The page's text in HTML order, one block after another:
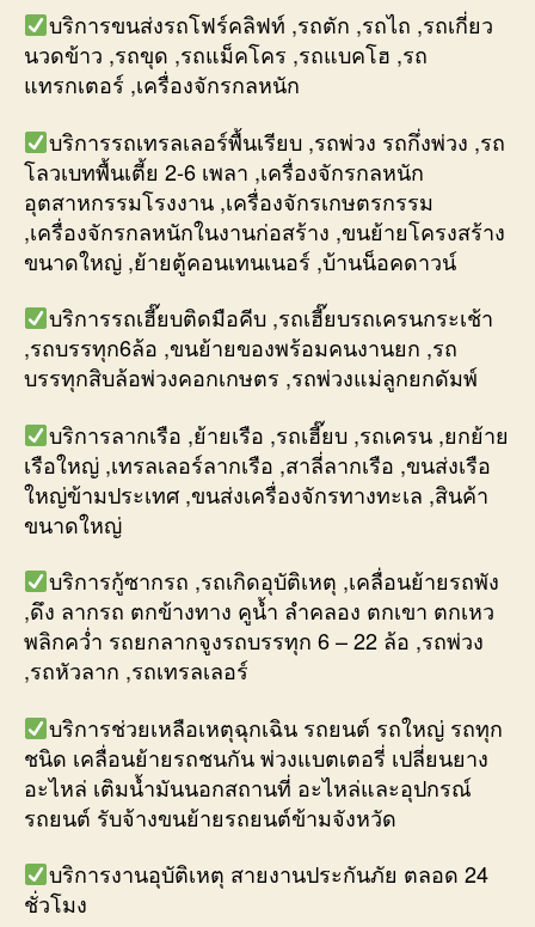
บริการขนส่งรถโฟร์คลิฟท์ ,รถตัก ,รถไถ ,รถเกี่ยว
นวดข้าว ,รถขุด ,รถแม็คโคร ,รถแบคโฮ ,รถ
แทรกเตอร์ ,เครื่องจักรกลหนัก
บริการรถเทรลเลอร์พื้นเรียบ ,รถพ่วง รถกึ่งพ่วง ,รถ
โลวเบทพื้นเตี้ย 2-6 เพลา ,เครื่องจักรกลหนัก
อุตสาหกรรมโรงงาน ,เครื่องจักรเกษตรกรรม
,เครื่องจักรกลหนักในงานก่อสร้าง ,ขนย้ายโครงสร้าง
ขนาดใหญ่ ,ย้ายตู้คอนเทนเนอร์ ,บ้านน็อคดาวน์
บริการรถเฮี๊ยบติดมือคีบ ,รถเฮี๊ยบรถเครนกระเช้า
,รถบรรทุก6ล้อ ,ขนย้ายของพร้อมคนงานยก ,รถ
บรรทุกสิบล้อพ่วงคอกเกษตร ,รถพ่วงแม่ลูกยกดัมพ์
บริการลากเรือ ,ย้ายเรือ ,รถเฮี๊ยบ ,รถเครน ,ยกย้าย
เรือใหญ่ ,เทรลเลอร์ลากเรือ ,สาลี่ลากเรือ ,ขนส่งเรือ
ใหญ่ข้ามประเทศ ,ขนส่งเครื่องจักรทางทะเล ,สินค้า
ขนาดใหญ่
บริการกู้ซากรถ ,รถเกิดอุบัติเหตุ ,เคลื่อนย้ายรถพัง
,ดึง ลากรถ ตกข้างทาง คูน้ำ ลำคลอง ตกเขา ตกเหว
พลิกคว่ำ รถยกลากจูงรถบรรทุก 6 – 22 ล้อ ,รถพ่วง
,รถหัวลาก ,รถเทรลเลอร์
บริการช่วยเหลือเหตุฉุกเฉิน รถยนต์ รถใหญ่ รถทุก
ชนิด เคลื่อนย้ายรถชนกัน พ่วงแบตเตอรี่ เปลี่ยนยาง
อะไหล่ เติมน้ำมันนอกสถานที่ อะไหล่และอุปกรณ์
รถยนต์ รับจ้างขนย้ายรถยนต์ข้ามจังหวัด
บริการงานอุบัติเหตุ สายงานประกันภัย ตลอด 24
ชั่วโมง